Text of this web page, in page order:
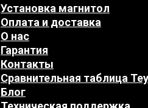
Установка магнитол
Контакты
Сравнительная таблица
Блог
Оплата и доставка
О нас
Гарантия